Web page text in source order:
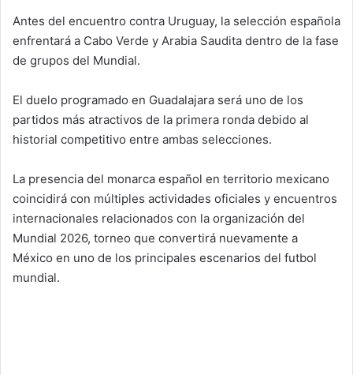
Antes del encuentro contra Uruguay, la selección española
enfrentará a Cabo Verde y Arabia Saudita dentro de la fase
de grupos del Mundial.
El duelo programado en Guadalajara será uno de los
partidos más atractivos de la primera ronda debido al
historial competitivo entre ambas selecciones.
La presencia del monarca español en territorio mexicano
coincidirá con múltiples actividades oficiales y encuentros
internacionales relacionados con la organización del
Mundial 2026, torneo que convertirá nuevamente a
México en uno de los principales escenarios del futbol
mundial.